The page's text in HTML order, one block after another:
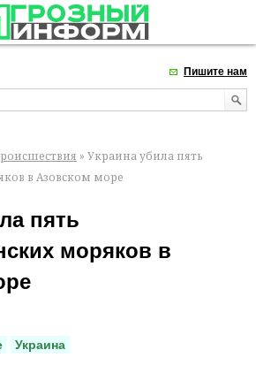
Пишите нам
» Украина убила пять
в Азовском море
пять
моряков в
Украина